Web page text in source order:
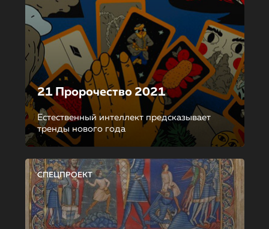
21 Пророчество 2021
Естественный интеллект предсказывает
тренды нового года
СПЕЦПРОЕКТ